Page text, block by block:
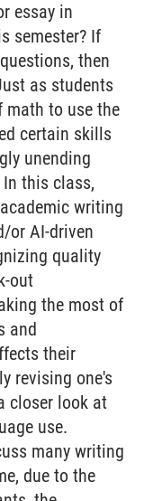
essay in
semester? If
then
as students
math to use the
certain skills
unending
this class,
writing
or AI-driven
quality
out
the most of
and
their
revising one's
closer look at
use.
many writing
due to the